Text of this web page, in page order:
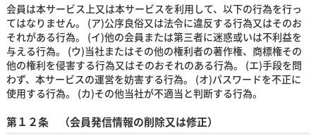
会員は本サービス上又は本サービスを利用して、以下の行為を行っ
てはなりません。 (ア)公序良俗又は法令に違反する行為又はそのお
それがある行為。 (イ)他の会員または第三者に迷惑或いは不利益を
与える行為。 (ウ)当社またはその他の権利者の著作権、商標権その
他の権利を侵害する行為又はそのおそれのある行為。 (エ)手段を問
わず、本サービスの運営を妨害する行為。 (オ)パスワードを不正に
使用する行為。 (カ)その他当社が不適当と判断する行為。
第１２条 （会員発信情報の削除又は修正）